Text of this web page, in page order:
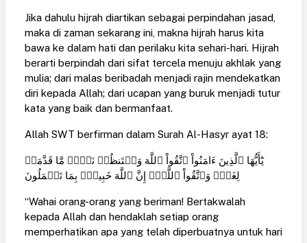
Jika dahulu hijrah diartikan sebagai perpindahan jasad,
maka di zaman sekarang ini, makna hijrah harus kita
bawa ke dalam hati dan perilaku kita sehari-hari. Hijrah
berarti berpindah dari sifat tercela menuju akhlak yang
mulia; dari malas beribadah menjadi rajin mendekatkan
diri kepada Allah; dari ucapan yang buruk menjadi tutur
kata yang baik dan bermanfaat.
Allah SWT berfirman dalam Surah Al-Hasyr ayat 18:
يَٰٓأَيُّهَا ٱلَّذِينَ ءَامَنُواْ ٱتَّقُواْ ٱللَّهَ وَلۡتَنظُرۡ نَفۡسٞ مَّا قَدَّمَتۡ
“Wahai orang-orang yang beriman! Bertakwalah
kepada Allah dan hendaklah setiap orang
memperhatikan apa yang telah diperbuatnya untuk hari